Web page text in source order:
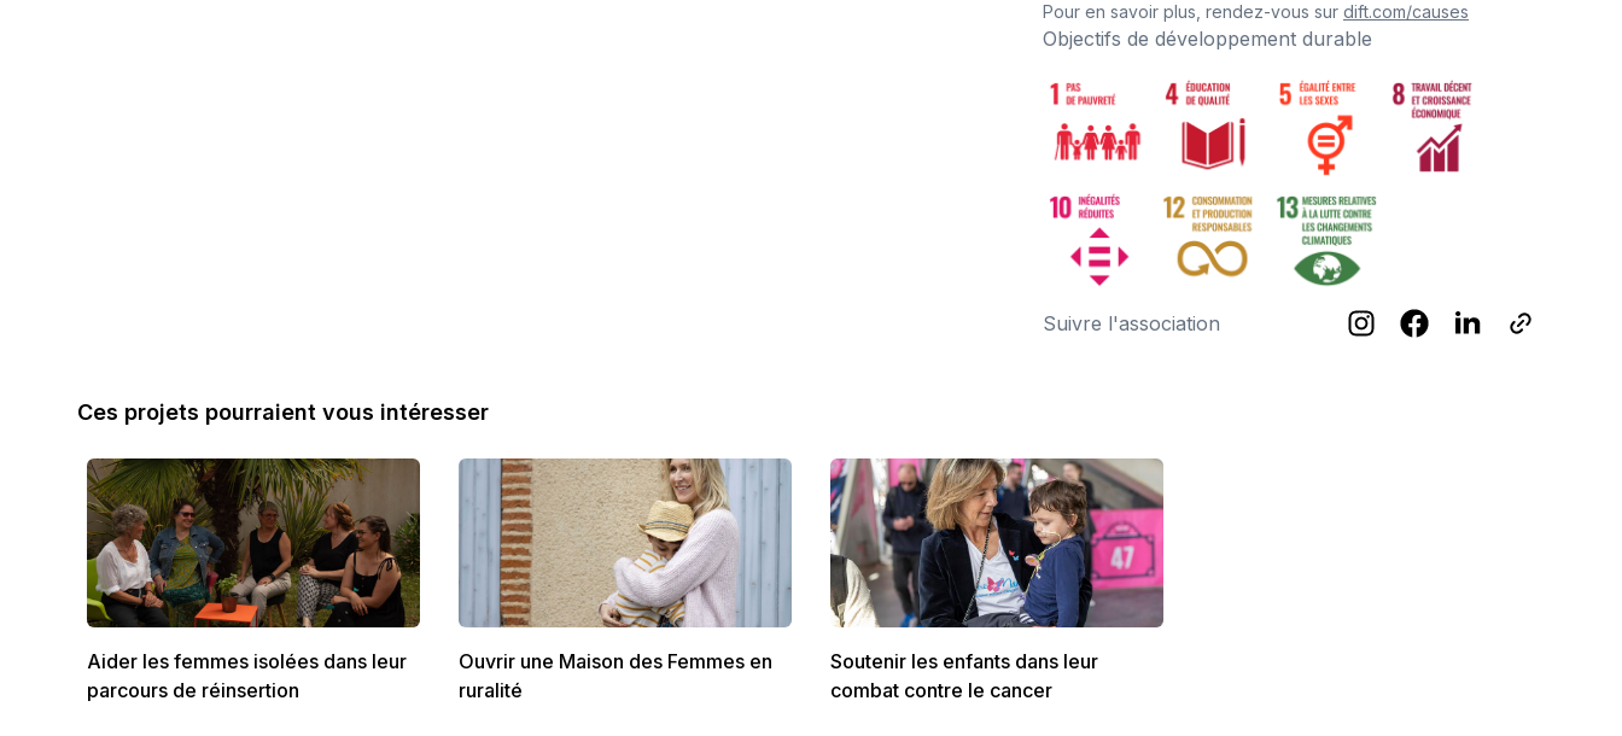
Pour en savoir plus, rendez-vous sur dift.com/causes
Objectifs de développement durable
Suivre l'association
Ces projets pourraient vous intéresser
Aider les femmes isolées dans leur
parcours de réinsertion
Ouvrir une Maison des Femmes en
ruralité
Soutenir les enfants dans leur
combat contre le cancer